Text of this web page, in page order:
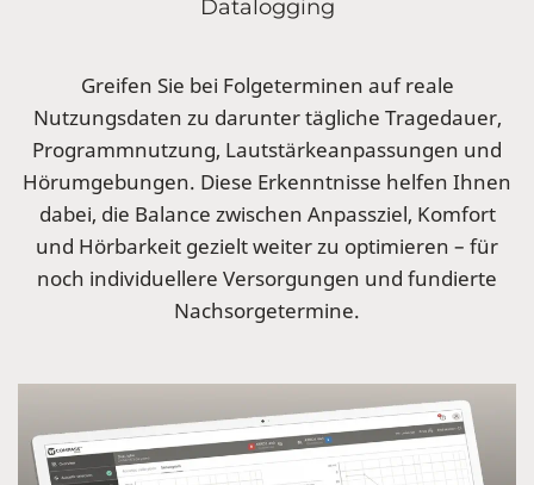
Datalogging
Greifen Sie bei Folgeterminen auf reale
Nutzungsdaten zu darunter tägliche Tragedauer,
Programmnutzung, Lautstärkeanpassungen und
Hörumgebungen. Diese Erkenntnisse helfen Ihnen
dabei, die Balance zwischen Anpassziel, Komfort
und Hörbarkeit gezielt weiter zu optimieren – für
noch individuellere Versorgungen und fundierte
Nachsorgetermine.